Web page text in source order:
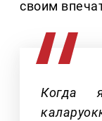
своим
Когда